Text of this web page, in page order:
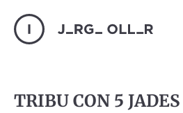
TRIBU CON 5